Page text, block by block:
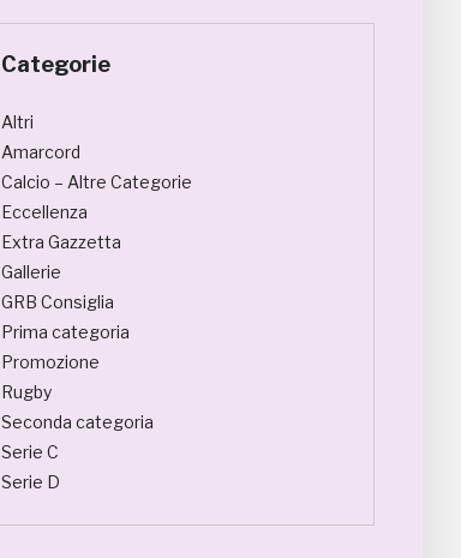
Categorie
Altri
Amarcord
Calcio – Altre Categorie
Eccellenza
Extra Gazzetta
Gallerie
GRB Consiglia
Prima categoria
Promozione
Rugby
Seconda categoria
Serie C
Serie D